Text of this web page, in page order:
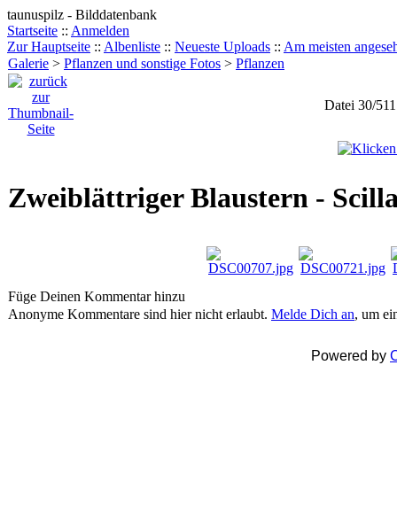
taunuspilz - Bilddatenbank
Startseite :: Anmelden
Zur Hauptseite :: Albenliste :: Neueste Uploads :: Am meisten
Galerie > Pflanzen und sonstige Fotos > Pflanzen
Datei 30/511
Zweiblättriger Blaustern -
Füge Deinen Kommentar hinzu
Anonyme Kommentare sind hier nicht erlaubt. Melde Dich an, um
Powered by